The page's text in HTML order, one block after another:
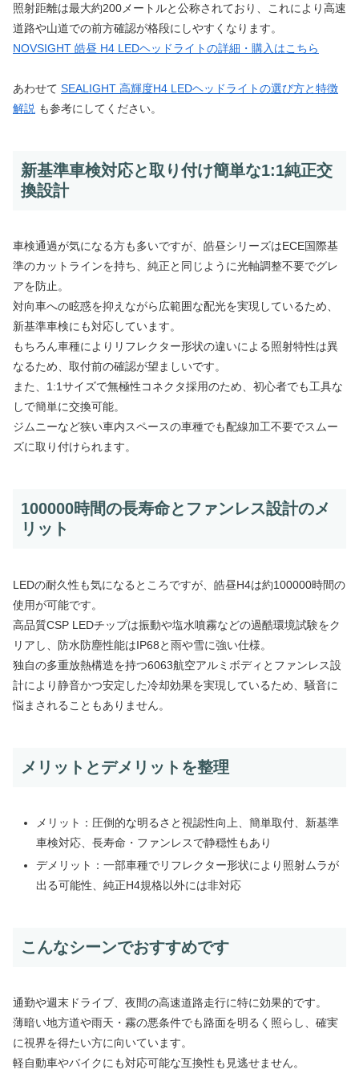
照射距離は最大約200メートルと公称されており、これにより高速
道路や山道での前方確認が格段にしやすくなります。
NOVSIGHT 皓昼 H4 LEDヘッドライトの詳細・購入はこちら
あわせて SEALIGHT 高輝度H4 LEDヘッドライトの選び方と特徴
解説 も参考にしてください。
新基準車検対応と取り付け簡単な1:1純正交
換設計
車検通過が気になる方も多いですが、皓昼シリーズはECE国際基
準のカットラインを持ち、純正と同じように光軸調整不要でグレ
アを防止。
対向車への眩惑を抑えながら広範囲な配光を実現しているため、
新基準車検にも対応しています。
もちろん車種によりリフレクター形状の違いによる照射特性は異
なるため、取付前の確認が望ましいです。
また、1:1サイズで無極性コネクタ採用のため、初心者でも工具な
しで簡単に交換可能。
ジムニーなど狭い車内スペースの車種でも配線加工不要でスムー
ズに取り付けられます。
100000時間の長寿命とファンレス設計のメ
リット
LEDの耐久性も気になるところですが、皓昼H4は約100000時間の
使用が可能です。
高品質CSP LEDチップは振動や塩水噴霧などの過酷環境試験をク
リアし、防水防塵性能はIP68と雨や雪に強い仕様。
独自の多重放熱構造を持つ6063航空アルミボディとファンレス設
計により静音かつ安定した冷却効果を実現しているため、騒音に
悩まされることもありません。
メリットとデメリットを整理
メリット：圧倒的な明るさと視認性向上、簡単取付、新基準
車検対応、長寿命・ファンレスで静穏性もあり
デメリット：一部車種でリフレクター形状により照射ムラが
出る可能性、純正H4規格以外には非対応
こんなシーンでおすすめです
通勤や週末ドライブ、夜間の高速道路走行に特に効果的です。
薄暗い地方道や雨天・霧の悪条件でも路面を明るく照らし、確実
に視界を得たい方に向いています。
軽自動車やバイクにも対応可能な互換性も見逃せません。